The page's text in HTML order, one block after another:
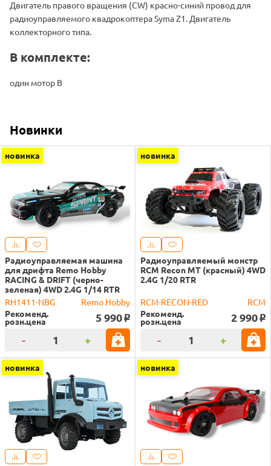
Двигатель правого вращения (CW) красно-синий провод для
радиоуправляемого квадрокоптера Syma Z1. Двигатель
коллекторного типа.
В комплекте:
один мотор B
Новинки
новинка
Радиоуправляемая машина
для дрифта Remo Hobby
RACING & DRIFT (черно-
зеленая) 4WD 2.4G 1/14 RTR
RH1411-NBG
Remo Hobby
Рекоменд.
розн.цена 5 990 o
- +
новинка
Радиоуправляемый монстр
RCM Recon MT (красный) 4WD
2.4G 1/20 RTR
RCM-RECON-RED
RCM
Рекоменд.
розн.цена 2 990 o
- +
новинка новинка